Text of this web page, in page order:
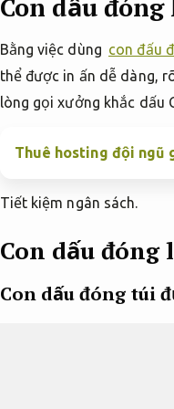
Con dấu
Bằng việc dùng con đấu
thể được in ấn dễ dàng,
lòng gọi xưởng khắc dấu
Thuê hosting đội ngũ
Tiết kiệm ngân sách.
Con dấu
Con dấu đóng túi